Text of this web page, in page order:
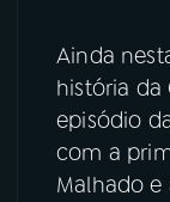
Ainda
história da
episódio
com a
Malhado e